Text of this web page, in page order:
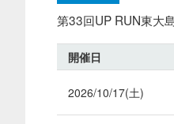
第33回UP RUN東大
開催日
2026/10/17(土)